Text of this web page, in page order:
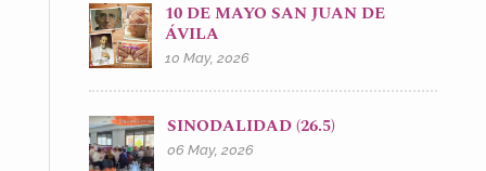
10 DE MAYO SAN JUAN DE
ÁVILA
10 May, 2026
SINODALIDAD (26.5)
06 May, 2026